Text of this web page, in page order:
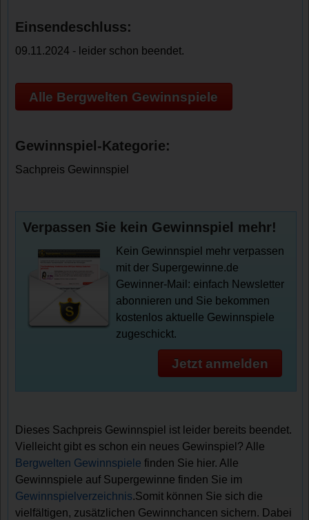
Einsendeschluss:
09.11.2024 - leider schon beendet.
Alle Bergwelten Gewinnspiele
Gewinnspiel-Kategorie:
Sachpreis Gewinnspiel
Verpassen Sie kein Gewinnspiel mehr!
Kein Gewinnspiel mehr verpassen
mit der Supergewinne.de
Gewinner-Mail: einfach Newsletter
abonnieren und Sie bekommen
kostenlos aktuelle Gewinnspiele
zugeschickt.
Jetzt anmelden
Dieses Sachpreis Gewinnspiel ist leider bereits beendet.
Vielleicht gibt es schon ein neues Gewinspiel? Alle
Bergwelten Gewinnspiele finden Sie hier. Alle
Gewinnspiele auf Supergewinne finden Sie im
Gewinnspielverzeichnis.Somit können Sie sich die
vielfältigen, zusätzlichen Gewinnchancen sichern. Dabei